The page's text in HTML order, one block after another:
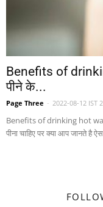
Benefits of
पीने के...
Page Three - 2022-08-12 IST
Benefits of drinking hot
पीना चाहिए पर क्या आप जानते है